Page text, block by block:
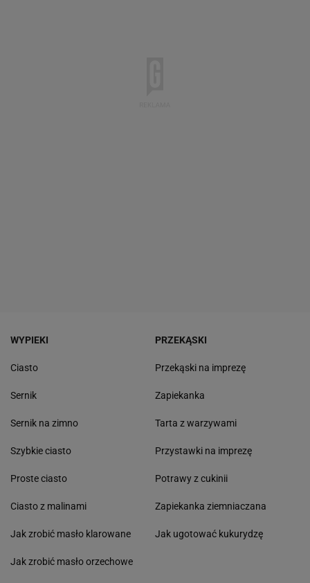
WYPIEKI
Ciasto
Sernik
Sernik na zimno
Szybkie ciasto
Proste ciasto
Ciasto z malinami
Jak zrobić masło klarowane
Jak zrobić masło orzechowe
PRZEKĄSKI
Przekąski na imprezę
Zapiekanka
Tarta z warzywami
Przystawki na imprezę
Potrawy z cukinii
Zapiekanka ziemniaczana
Jak ugotować kukurydzę